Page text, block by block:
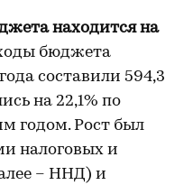
находится на
бюджета
составили 594,3
на 22,1% по
годом. Рост был
налоговых и
– ННД) и